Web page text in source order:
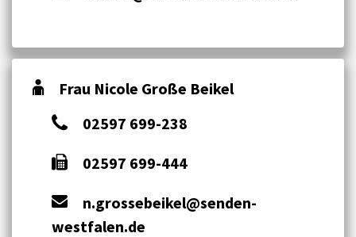
Frau Nicole Große Beikel
02597 699-238
02597 699-444
n.grossebeikel@senden-
westfalen.de